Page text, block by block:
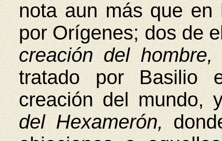
nota aun más que en
por Orígenes; dos de
creación del
tratado por Basilio
creación del mundo,
del Hexamerón,